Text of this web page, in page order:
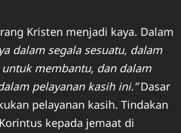
Kristen menjadi kaya. Dalam
dalam segala sesuatu, dalam
membantu, dan dalam
pelayanan kasih ini.”Dasar
pelayanan kasih. Tindakan
kepada jemaat di